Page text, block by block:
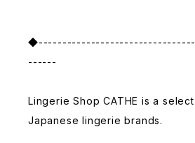
------
Lingerie Shop CATHE is a
Japanese lingerie brands.